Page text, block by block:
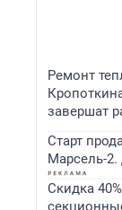
Ремонт
завершат
Старт
Марсель-2.
Скидка